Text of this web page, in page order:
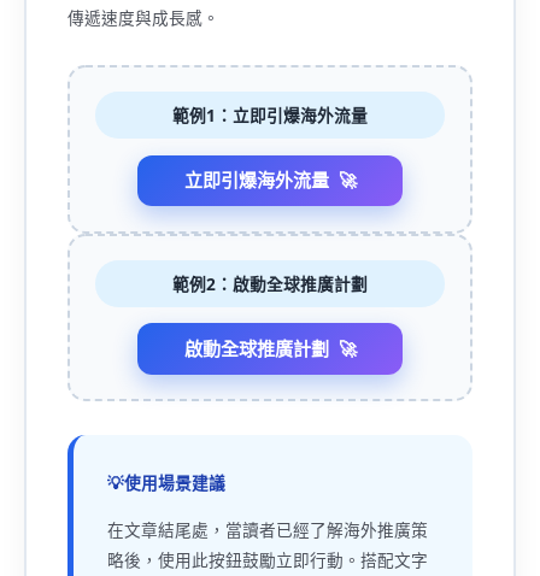
傳遞速度與成長感。
範例1：立即引爆海外流量
立即引爆海外流量
範例2：啟動全球推廣計劃
啟動全球推廣計劃
使用場景建議
在文章結尾處，當讀者已經了解海外推廣策
略後，使用此按鈕鼓勵立即行動。搭配文字